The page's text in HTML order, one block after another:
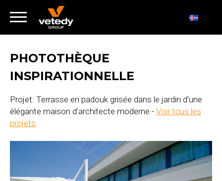
PHOTOTHÈQUE
INSPIRATIONNELLE
Projet: Terrasse en padouk grisée dans le jardin d’une
élégante maison d’architecte moderne - Voir tous les
projets